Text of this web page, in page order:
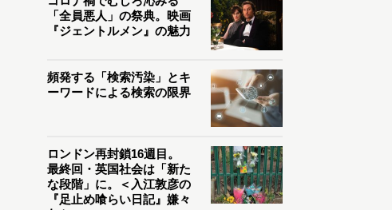
「全員悪人」の祭典。映画
『ジェントルメン』の魅力
頻発する「検索汚染」とキ
ーワードによる検索の限界
ロンドン再封鎖16週目。
最終回・英国社会は「新た
な段階」に。＜入江敦彦の
『足止め喰らい日記』嫌々